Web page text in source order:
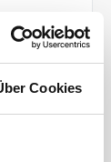
Cookies